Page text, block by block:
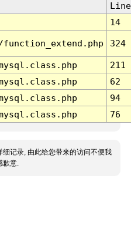
Line
14
324
211
62
94
76
细记录, 由此给您带来的访问不便我
歉意.